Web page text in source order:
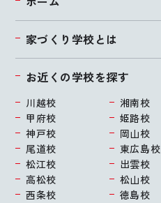
家づくり学校とは
お近くの学校を探す
川越校 湘南校
甲府校
姫路校
神戸校
岡山校
尾道校
東広島校
松江校
出雲校
高松校
松山校
西条校
徳島校